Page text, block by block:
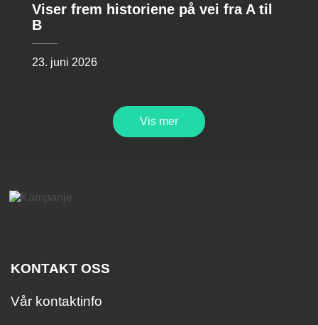
Viser frem historiene på vei fra A til
B
23. juni 2026
Vis mer
KONTAKT OSS
Vår kontaktinfo